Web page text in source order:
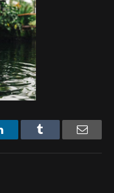
LinkedIn Email